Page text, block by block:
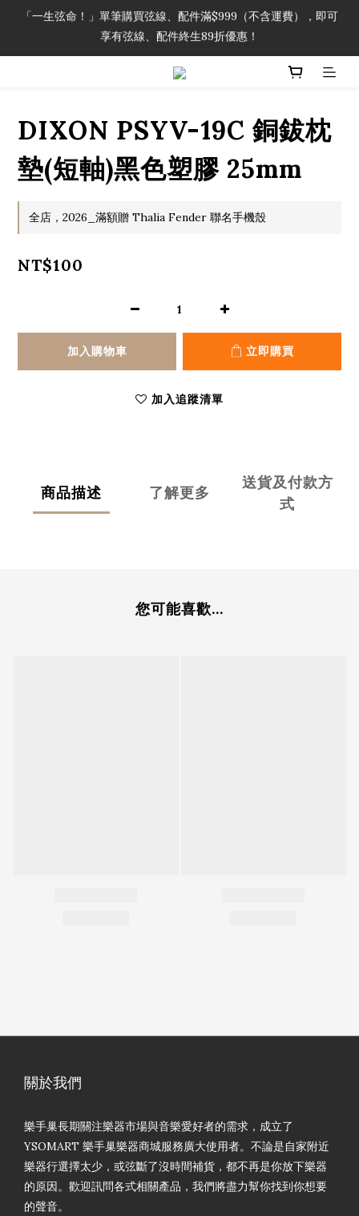
「一生弦命！」單筆購買弦線、配件滿$999（不含運費），即可
享有弦線、配件終生89折優惠！
享有弦線、配件終生89折優惠！
加入會員即領2000元購物金。 加入購物車查看更多折扣！
「一生弦命！」單筆購買弦線、配件滿$999（不含運費），即可
享有弦線、配件終生89折優惠！
DIXON PSYV-19C 銅鈸枕
墊(短軸)黑色塑膠 25mm
全店，2026_滿額贈 Thalia Fender 聯名手機殼
NT$100
加入購物車 立即購買
加入追蹤清單
商品描述 了解更多
送貨及付款方
式
您可能喜歡...
關於我們
樂手巢長期關注樂器市場與音樂愛好者的需求，成立了
YSOMART 樂手巢樂器商城服務廣大使用者。不論是自家附近
樂器行選擇太少，或弦斷了沒時間補貨，都不再是你放下樂器
的原因。歡迎訊問各式相關產品，我們將盡力幫你找到你想要
的聲音。